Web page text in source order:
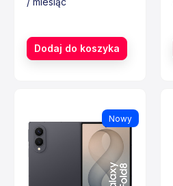
Dodaj do koszyka
Nowy